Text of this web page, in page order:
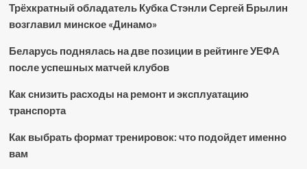
Трёхкратный обладатель Кубка Стэнли Сергей Брылин
возглавил минское «Динамо»
Беларусь поднялась на две позиции в рейтинге УЕФА
после успешных матчей клубов
Как снизить расходы на ремонт и эксплуатацию
транспорта
Как выбрать формат тренировок: что подойдет именно
вам